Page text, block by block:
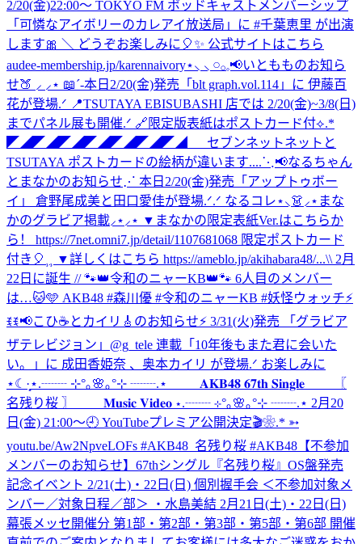
2/20(金)22:00～ TOKYO FM ポッドキャストメンバーシップ
「可憐なアイボリーのカレアイ放送局」に #千葉恵里 が出演
します🎀 ＼ どうぞお楽しみに🎈✨ 公式サイトはこちら
audee-membership.jp/karennaivory⋆⸜ ⸜ 𓏸𓂂𓈒📢いともものお知ら
せ🍑 ⸝‍ ⸝‍⋆ 📖´-本日2/20(金)発売「blt graph.vol.114」に 伊藤百
花が登場.ᐟ 📍TSUTAYA EBISUBASHI 店では 2/20(金)~3/8(日)
までパネル展も開催.ᐟ 🔗限定版表紙はポストカード付⟡.*
◤◢◤◢◤◢◤◢◤◢◤◢◤◢ セブンネットネットと
TSUTAYA ポストカードの絵柄が違います....⋱📢なるちゃん
とまなかのお知らせ⋰ 本日2/20(金)発売「アップトゥボー
イ」 倉野尾成美と田口愛佳が登場.ᐟ.ᐟ なるコレ⋆⸜👗⸝‍⋆まな
かのグラビア掲載⸝⋆⸝⋆ ▼まなかの限定表紙Ver.はこちらか
ら！ https://7net.omni7.jp/detail/1107681068 限定ポストカード
付き🎈⸒⸒ ▼詳しくはこちら https://ameblo.jp/akihabara48/...\\ 2月
22日に誕生 // 🐾👑令和のニャーKB👑🐾 6人目のメンバー
は…🐱🩵 AKB48 #森川優 #令和のニャーKB #妖怪ウォッチ⚡
ꉂꉂ📢こひ☕️とカイリ🎸のお知らせ⚡ 3/31(火)発売 「グラビア
ザテレビジョン」@g_tele 連載「10年後もまた君に会いた
い。」に 成田香姫奈 、奥本カイリ が登場.ᐟ お楽しみに
⋆☾·̩͙⋆.┈┈ ⊹°｡🌸｡°⊹ ┈┈.⋆ 𝐀𝐊𝐁𝟒𝟖 𝟔𝟕𝐭𝐡 𝐒𝐢𝐧𝐠𝐥𝐞 〖
名残り桜 〗 𝐌𝐮𝐬𝐢𝐜 𝐕𝐢𝐝𝐞𝐨 ⋆.┈┈ ⊹°｡🌸｡°⊹ ┈┈.⋆ 2月20
日(金) 21:00〜🕘 YouTubeプレミア公開決定🎬❀.* ➳
youtu.be/Aw2NpveLOFs #AKB48_名残り桜 #AKB48 【不参加
メンバーのお知らせ】67thシングル『名残り桜』OS盤発売
記念イベント 2/21(土)・22日(日) 個別握手会 ＜不参加対象メ
ンバー／対象日程／部＞ ・水島美結 2月21日(土)・22日(日)
幕張メッセ開催分 第1部・第2部・第3部・第5部・第6部 開催